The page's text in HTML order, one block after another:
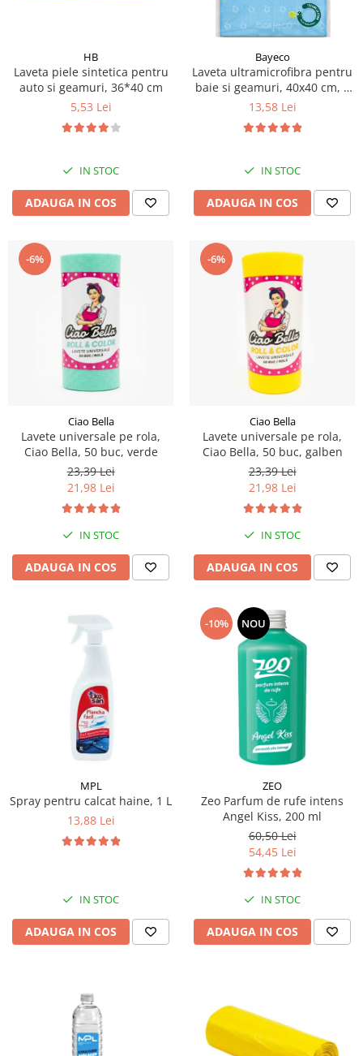
HB
Laveta piele sintetica pentru
auto si geamuri, 36*40 cm
5,53 Lei
IN STOC
ADAUGA IN COS
Bayeco
Laveta ultramicrofibra pentru
baie si geamuri, 40x40 cm, 1
buc
13,58 Lei
IN STOC
ADAUGA IN COS
-6%
Ciao Bella
Lavete universale pe rola,
Ciao Bella, 50 buc, verde
23,39 Lei
21,98 Lei
IN STOC
ADAUGA IN COS
-6%
Ciao Bella
Lavete universale pe rola,
Ciao Bella, 50 buc, galben
23,39 Lei
21,98 Lei
IN STOC
ADAUGA IN COS
MPL
Spray pentru calcat haine, 1 L
13,88 Lei
IN STOC
ADAUGA IN COS
-10% NOU
ZEO
Zeo Parfum de rufe intens
Angel Kiss, 200 ml
60,50 Lei
54,45 Lei
IN STOC
ADAUGA IN COS